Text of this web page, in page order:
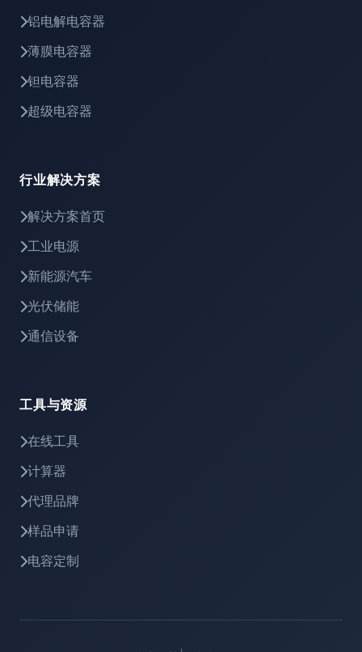
铝电解电容器
薄膜电容器
钽电容器
超级电容器
行业解决方案
解决方案首页
工业电源
新能源汽车
光伏储能
通信设备
工具与资源
在线工具
计算器
代理品牌
样品申请
电容定制